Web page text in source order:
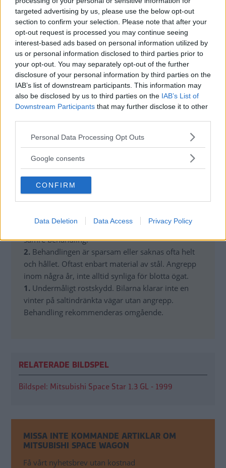
targeted advertising by us, please use the below opt-out
section to confirm your selection. Please note that after your
opt-out request is processed you may continue seeing
interest-based ads based on personal information utilized by
us or personal information disclosed to third parties prior to
your opt-out. You may separately opt-out of the further
disclosure of your personal information by third parties on the
IAB’s list of downstream participants. This information may
also be disclosed by us to third parties on the IAB’s List of
Downstream Participants that may further disclose it to other
Please note that this website/app uses one or more Google
not limited to your visit or usage behaviour. You may click to
use your data for below specified purposes in below Google
consent section.
Personal Data Processing Opt Outs
Google consents
CONFIRM
Data Deletion Data Access Privacy Policy
behandlingen i hålrummen gjordes noggrannare.
Rostskyddsgaranti: 6 år.
Testinformation
Betyg rost: 2 av 5
Betyg
skyddsåtgärder är effektiva. Rostangrepp bör inte
komma inom de första sex åren.
4.Välgjort rostskydd med några tveksamma
konstruktionslösningar som på sikt kan orsaka
problem.
3.Normalbra rostskydd där någon form av
behandling gjorts i fabrik eller i efterhand.
Konstruktioner/material kan under en tid rädda
sämre behandling.
2. Behandlingen är sparsam eller saknas ofta helt
och hållet. Oftast enbart material av stål. Angrepp
inom några år, inte alltid synliga för blotta ögat.
1. Undermåligt rostskydd. Bilarna klarar inte en
vinter på saltindränkta vägar utan angrepp.
Behandling rekommenderas omgående.
RELATERADE BILDSPEL
Bildspel: Mitsubishi Space Star 1.3 GL - 1999
MISSA INTE KOMMANDE ARTIKLAR OM
MITSUBISHI SPACE WAGON
Få vårt nyhetsbrev utan kostnad